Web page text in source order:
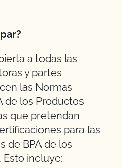
a todas las
y partes
las Normas
de los Productos
que pretendan
para las
de BPA de los
Esto incluye: